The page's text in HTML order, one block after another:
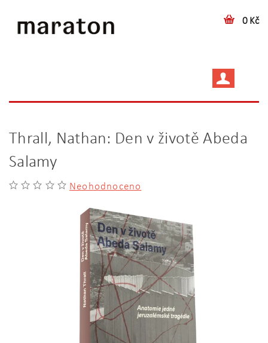
0 Kč
Thrall, Nathan: Den v životě Abeda
Salamy
Neohodnoceno